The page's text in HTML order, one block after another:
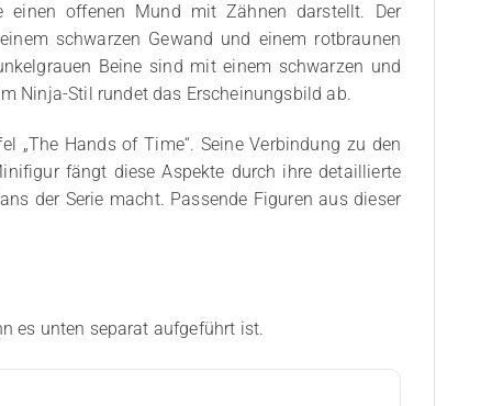
einen offenen Mund mit Zähnen darstellt. Der
schwarzen Gewand und einem rotbraunen
Beine sind mit einem schwarzen und
Ninja-Stil rundet das Erscheinungsbild ab.
„The Hands of Time“. Seine Verbindung zu den
fängt diese Aspekte durch ihre detaillierte
der Serie macht. Passende Figuren aus dieser
es unten separat aufgeführt ist.